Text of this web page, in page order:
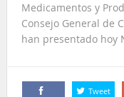
Medicamentos y
Consejo General de
han presentado hoy
Tweet